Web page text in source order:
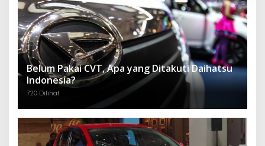
Belum Pakai CVT, Apa yang Ditakuti Daihatsu
Indonesia?
720 Dilihat